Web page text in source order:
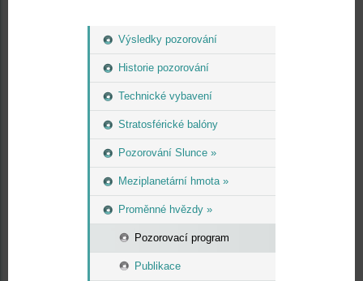
Výsledky pozorování
Historie pozorování
Technické vybavení
Stratosférické balóny
Pozorování Slunce »
Meziplanetární hmota »
Proměnné hvězdy »
Pozorovací program
Publikace